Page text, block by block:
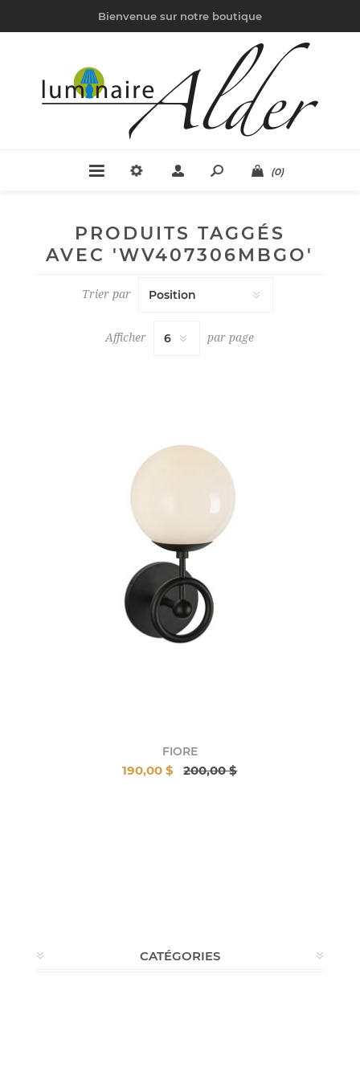
Bienvenue sur notre boutique
(0)
PRODUITS TAGGÉS
AVEC 'WV407306MBGO'
Trier par
Afficher par page
FIORE
190,00 $ 200,00 $
CATÉGORIES